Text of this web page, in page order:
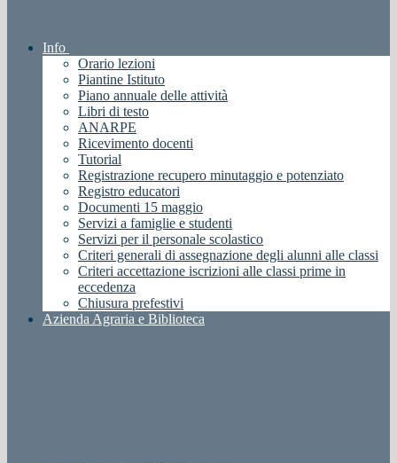
Info
Orario lezioni
Piantine Istituto
Piano annuale delle attività
Libri di testo
ANARPE
Ricevimento docenti
Tutorial
Registrazione recupero minutaggio e potenziato
Registro educatori
Documenti 15 maggio
Servizi a famiglie e studenti
Servizi per il personale scolastico
Criteri generali di assegnazione degli alunni alle classi
Criteri accettazione iscrizioni alle classi prime in
eccedenza
Chiusura prefestivi
Azienda Agraria e Biblioteca